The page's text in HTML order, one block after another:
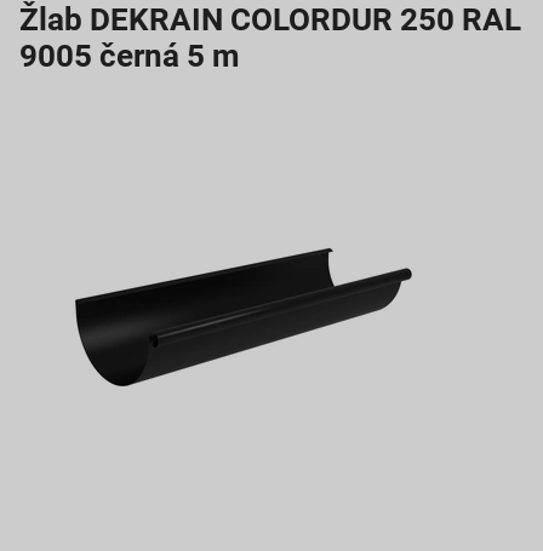
Žlab DEKRAIN COLORDUR 250 RAL
9005 černá 5 m